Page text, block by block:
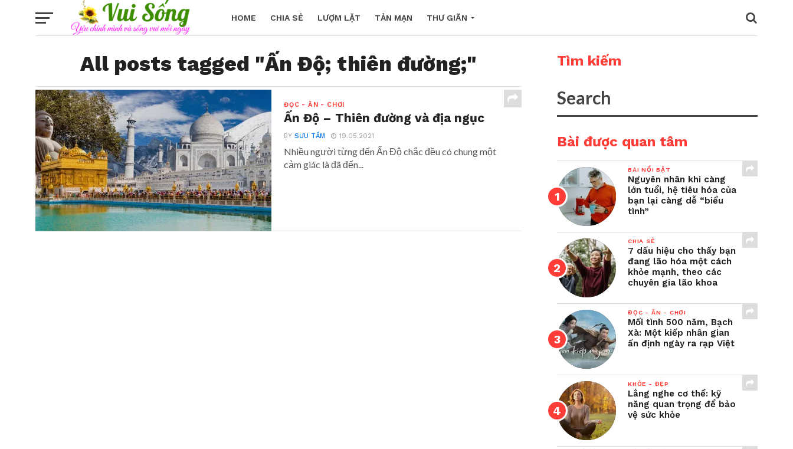
HOME CHIA SẺ LƯỢM LẶT TẢN MẠN THƯ GIÃN
All posts tagged "Ấn Độ; thiên đường;"
ĐỌC - ĂN - CHƠI
Ấn Độ – Thiên đường và địa ngục
BYSƯU TẦM 19.05.2021
Nhiều người từng đến Ấn Độ chắc đều có chung một
cảm giác là đã đến...
Tìm kiếm
Bài được quan tâm
BÀI NỔI BẬT
Nguyên nhân khi càng
lớn tuổi, hệ tiêu hóa của
bạn lại càng dễ “biểu
tình”
CHIA SẺ
7 dấu hiệu cho thấy bạn
đang lão hóa một cách
khỏe mạnh, theo các
chuyên gia lão khoa
ĐỌC - ĂN - CHƠI
Mối tình 500 năm, Bạch
Xà: Một kiếp nhân gian
ấn định ngày ra rạp Việt
KHỎE - ĐẸP
Lắng nghe cơ thể: kỹ
năng quan trọng để bảo
vệ sức khỏe